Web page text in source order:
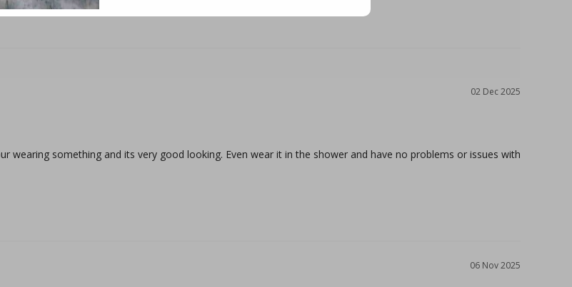
02 Dec 2025
wearing something and its very good looking. Even wear it in the shower and have no problems or issues with
06 Nov 2025